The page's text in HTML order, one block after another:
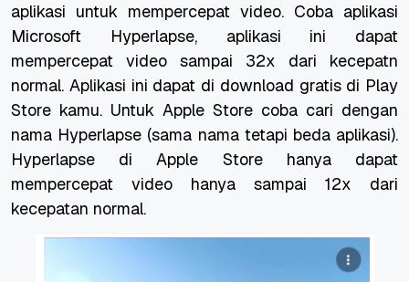
aplikasi untuk mempercepat video. Coba aplikasi
Microsoft Hyperlapse, aplikasi ini dapat
mempercepat video sampai 32x dari kecepatn
normal. Aplikasi ini dapat di download gratis di Play
Store kamu. Untuk Apple Store coba cari dengan
nama Hyperlapse (sama nama tetapi beda aplikasi).
Hyperlapse di Apple Store hanya dapat
mempercepat video hanya sampai 12x dari
kecepatan normal.